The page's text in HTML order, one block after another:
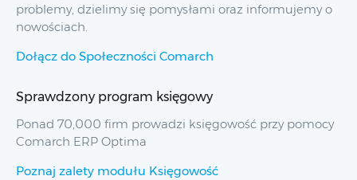
problemy, dzielimy się pomysłami oraz informujemy o
nowościach.
Dołącz do Społeczności Comarch
Sprawdzony program księgowy
Ponad 70,000 firm prowadzi księgowość przy pomocy
Comarch ERP Optima
Poznaj zalety modułu Księgowość